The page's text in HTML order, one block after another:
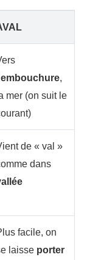
embouchure,
mer (on suit le
de « val »
dans
facile, on
laisse porter